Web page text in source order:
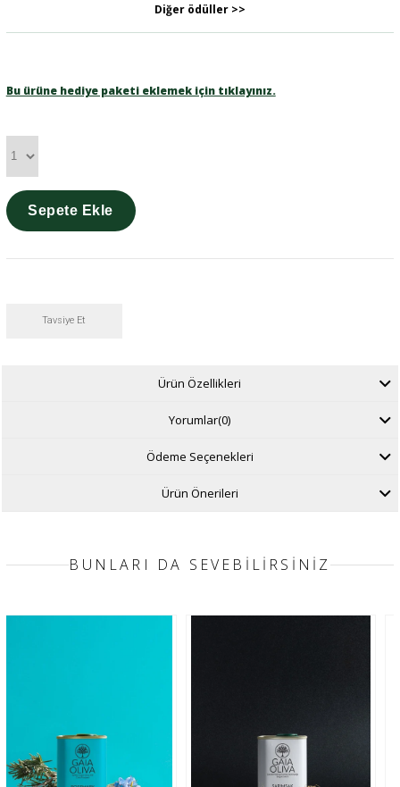
Diğer ödüller >>
Bu ürüne hediye paketi eklemek için tıklayınız.
Tavsiye Et
Ürün Özellikleri
Yorumlar(0)
Ödeme Seçenekleri
Ürün Önerileri
BUNLARI DA SEVEBILIRSINIZ